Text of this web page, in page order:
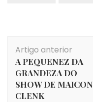
de
post
Artigo anterior
A PEQUENEZ DA
GRANDEZA DO
SHOW DE MAICON
CLENK